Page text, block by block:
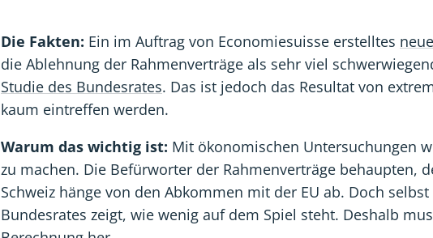
Die Fakten: Ein im Auftrag von Economiesuisse erstelltes
die Ablehnung der Rahmenverträge als sehr viel
Studie des Bundesrates. Das ist jedoch das Resultat von
kaum eintreffen werden.
Warum das wichtig ist: Mit ökonomischen Untersuchungen
zu machen. Die Befürworter der Rahmenverträge behaupten,
Schweiz hänge von den Abkommen mit der EU ab. Doch
Bundesrates zeigt, wie wenig auf dem Spiel steht. Deshalb